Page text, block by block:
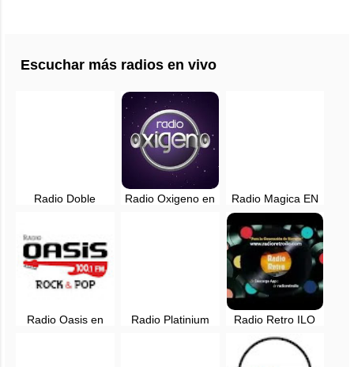
Escuchar más radios en vivo
Radio Doble
Radio Oxigeno en
Radio Magica EN
VIVO - 88.3 FM -
Lima, Perú
Radio Oasis en
Radio Platinium
Radio Retro ILO